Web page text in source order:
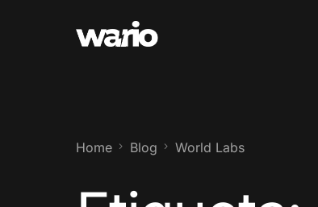
Home Blog World Labs